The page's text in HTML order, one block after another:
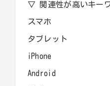
▽ 関連性が高いキー
スマホ
タブレット
iPhone
Android